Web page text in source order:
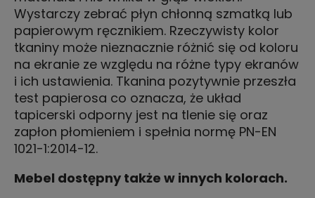
Wystarczy zebrać płyn chłonną szmatką lub
papierowym ręcznikiem. Rzeczywisty kolor
tkaniny może nieznacznie różnić się od koloru
na ekranie ze względu na różne typy ekranów
i ich ustawienia. Tkanina pozytywnie przeszła
test papierosa co oznacza, że układ
tapicerski odporny jest na tlenie się oraz
zapłon płomieniem i spełnia normę PN-EN
1021-1:2014-12.
Mebel dostępny także w innych kolorach.